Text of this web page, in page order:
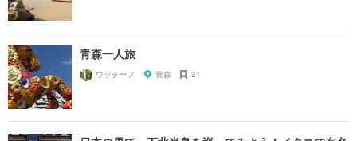
青森一人旅
ウッチーノ 青森 21